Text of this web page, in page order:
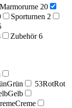
Marmorurne 20
Sporturnen 2
Zubehör6
Grün 53RotRot
Gelb
Creme